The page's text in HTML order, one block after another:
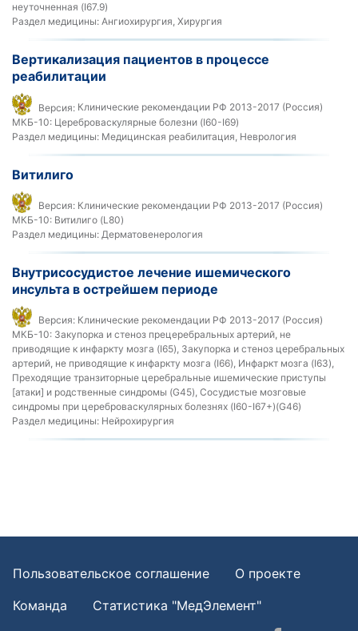
неуточненная (I67.9)
Раздел медицины: Ангиохирургия, Хирургия
Вертикализация пациентов в процессе
реабилитации
Версия: Клинические рекомендации РФ 2013-2017 (Россия)
МКБ-10: Цереброваскулярные болезни (I60-I69)
Раздел медицины: Медицинская реабилитация, Неврология
Витилиго
Версия: Клинические рекомендации РФ 2013-2017 (Россия)
МКБ-10: Витилиго (L80)
Раздел медицины: Дерматовенерология
Внутрисосудистое лечение ишемического
инсульта в острейшем периоде
Версия: Клинические рекомендации РФ 2013-2017 (Россия)
МКБ-10: Закупорка и стеноз прецеребральных артерий, не
приводящие к инфаркту мозга (I65), Закупорка и стеноз церебральных
артерий, не приводящие к инфаркту мозга (I66), Инфаркт мозга (I63),
Преходящие транзиторные церебральные ишемические приступы
[атаки] и родственные синдромы (G45), Сосудистые мозговые
синдромы при цереброваскулярных болезнях (I60-I67+)(G46)
Раздел медицины: Нейрохирургия
Пользовательское соглашение
О проекте
Команда
Статистика "МедЭлемент"